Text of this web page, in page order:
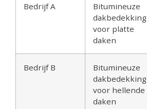
Bedrijf A
Bitumineuze
dakbedekking
voor platte
daken
Bedrijf B
Bitumineuze
dakbedekking
voor hellende
daken